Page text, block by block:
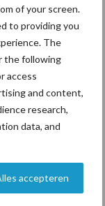
of your screen.
to providing you
The
the following
access
and content,
research,
data, and
accepteren
het rundvee te
UNIFOR
M-Agri
koppelt
genetisc
informat
ie aan